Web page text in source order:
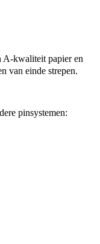
A-kwaliteit papier en
van einde strepen.
pinsystemen: